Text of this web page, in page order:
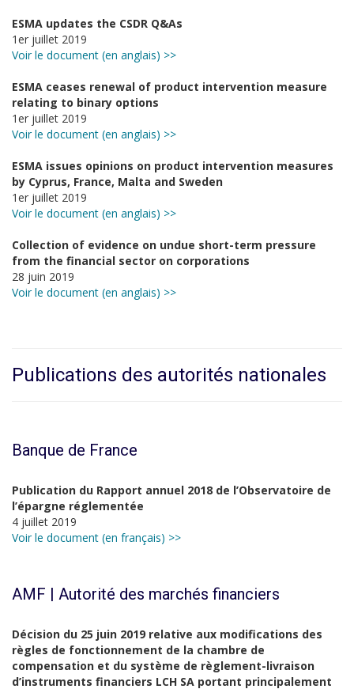
ESMA updates the CSDR Q&As
1er juillet 2019
Voir le document (en anglais) >>
ESMA ceases renewal of product intervention measure
relating to binary options
1er juillet 2019
Voir le document (en anglais) >>
ESMA issues opinions on product intervention measures
by Cyprus, France, Malta and Sweden
1er juillet 2019
Voir le document (en anglais) >>
Collection of evidence on undue short-term pressure
from the financial sector on corporations
28 juin 2019
Voir le document (en anglais) >>
Publications des autorités nationales
Banque de France
Publication du Rapport annuel 2018 de l’Observatoire de
l’épargne réglementée
4 juillet 2019
Voir le document (en français) >>
AMF | Autorité des marchés financiers
Décision du 25 juin 2019 relative aux modifications des
règles de fonctionnement de la chambre de
compensation et du système de règlement-livraison
d’instruments financiers LCH SA portant principalement